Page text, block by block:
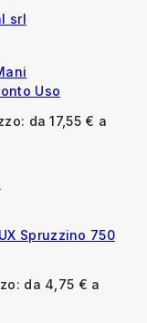
Uso
da 17,55 € a
Spruzzino 750
da 4,75 € a